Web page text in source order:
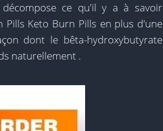
ce qu'il y a à savoir
Keto Burn Pills en plus d'une
dont le bêta-hydroxybutyrate
naturellement .